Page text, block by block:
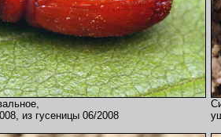
из гусеницы 06/2008